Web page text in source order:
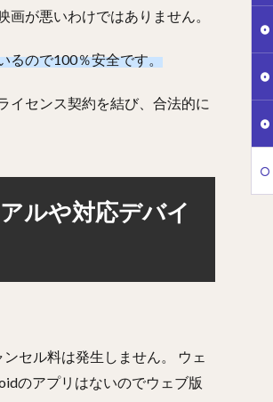
が悪いわけではありません。
るので100％安全です。
イセンス契約を結び、合法的に
ルや対応デバイ
セル料は発生しません。 ウェ
のアプリはないのでウェブ版